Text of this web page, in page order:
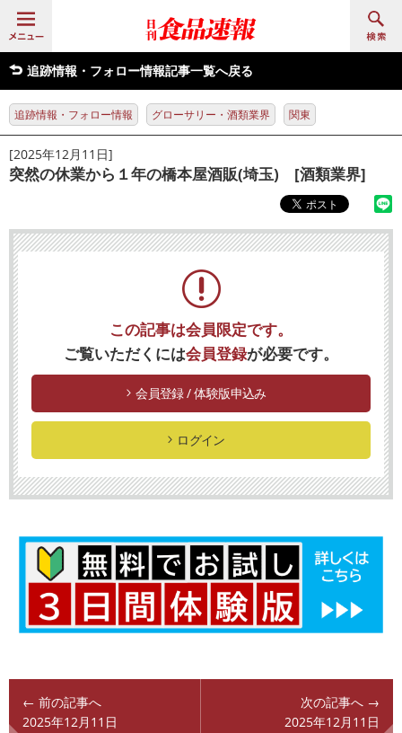
追跡情報・フォロー情報記事一覧へ戻る
追跡情報・フォロー情報 グローサリー・酒類業界 関東
[2025年12月11日]
突然の休業から１年の橋本屋酒販(埼玉) [酒類業界]
この記事は会員限定です。
ご覧いただくには会員登録が必要です。
会員登録 / 体験版申込み
ログイン
← 前の記事へ
2025年12月11日
次の記事へ →
2025年12月11日